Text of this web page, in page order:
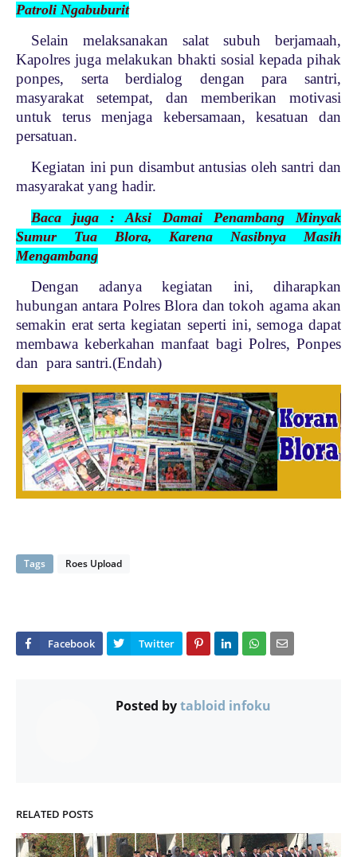
Patroli Ngabuburit
Selain melaksanakan salat subuh berjamaah,
Kapolres juga melakukan bhakti sosial kepada pihak
ponpes, serta berdialog dengan para santri,
masyarakat setempat, dan memberikan motivasi
untuk terus menjaga kebersamaan, kesatuan dan
persatuan.
Kegiatan ini pun disambut antusias oleh santri dan
masyarakat yang hadir.
Baca juga : Aksi Damai Penambang Minyak
Sumur Tua Blora, Karena Nasibnya Masih
Mengambang
Dengan adanya kegiatan ini, diharapkan
hubungan antara Polres Blora dan tokoh agama akan
semakin erat serta kegiatan seperti ini, semoga dapat
membawa keberkahan manfaat bagi Polres, Ponpes
dan para santri.(Endah)
Tags Roes Upload
Posted bytabloid infoku
RELATED POSTS